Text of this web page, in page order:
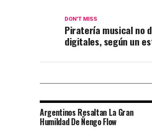
DON'T MISS
Piratería musical no
digitales, según un
Argentinos Resaltan La Gran
Humildad De Ñengo Flow